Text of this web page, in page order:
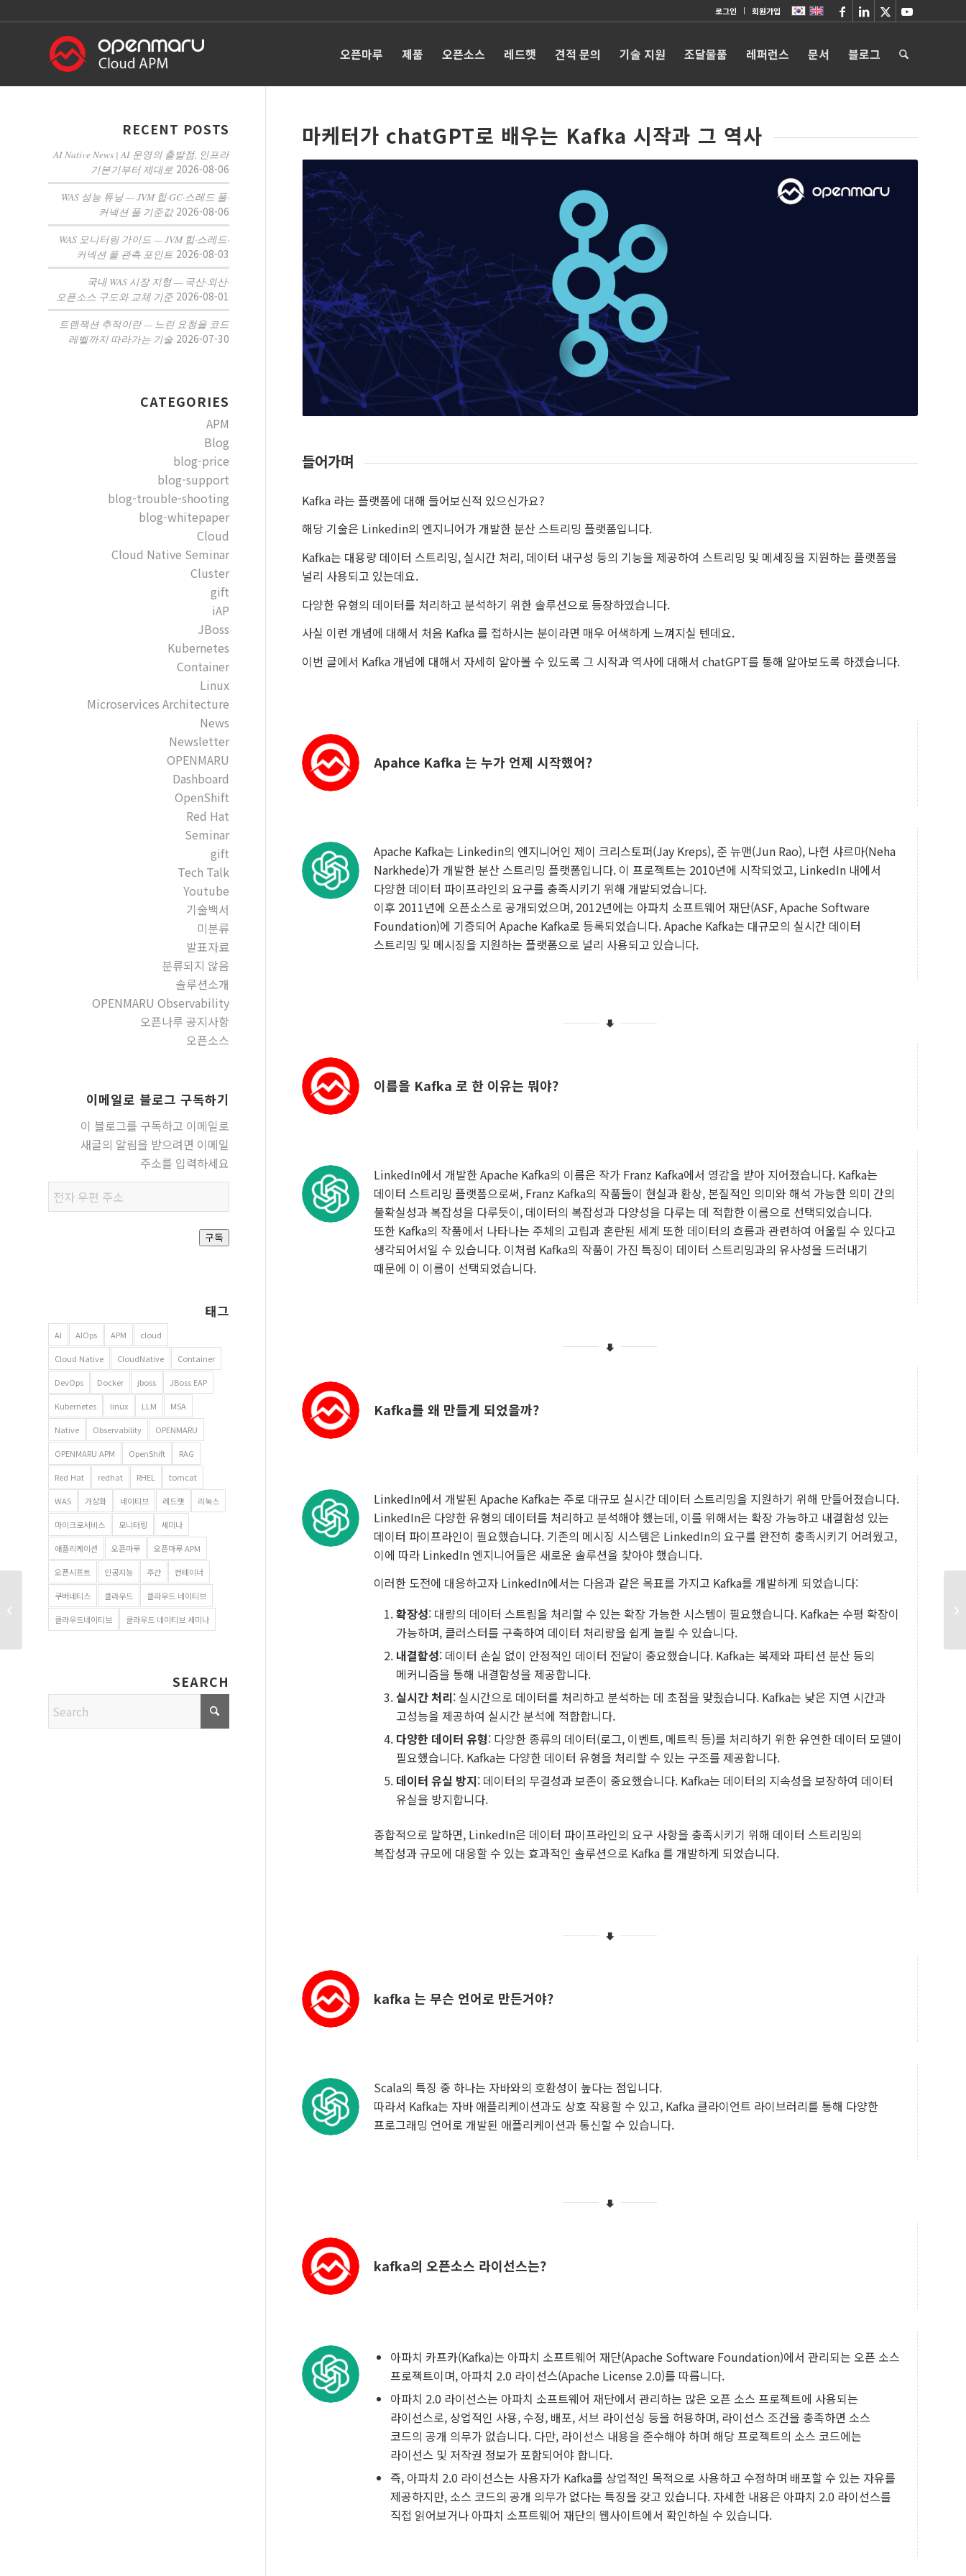
로그인 회원가입
오픈마루 제품 오픈소스 레드햇 견적 문의 기술 지원 조달물품 레퍼런스 문서 블로그
마케터가 chatGPT로 배우는 Kafka 시작과 그 역사
들어가며
Kafka 라는 플랫폼에 대해 들어보신적 있으신가요?
해당 기술은 Linkedin의 엔지니어가 개발한 분산 스트리밍 플랫폼입니다.
Kafka는 대용량 데이터 스트리밍, 실시간 처리, 데이터 내구성 등의 기능을 제공하여 스트리밍 및 메세징을 지원하는 플랫폼을
널리 사용되고 있는데요.
다양한 유형의 데이터를 처리하고 분석하기 위한 솔루션으로 등장하였습니다.
사실 이런 개념에 대해서 처음 Kafka 를 접하시는 분이라면 매우 어색하게 느껴지실 텐데요.
이번 글에서 Kafka 개념에 대해서 자세히 알아볼 수 있도록 그 시작과 역사에 대해서 chatGPT를 통해 알아보도록 하겠습니다.
Apahce Kafka 는 누가 언제 시작했어?
Apache Kafka는 Linkedin의 엔지니어인 제이 크리스토퍼(Jay Kreps), 준 뉴맨(Jun Rao), 나헌 샤르마(Neha
Narkhede)가 개발한 분산 스트리밍 플랫폼입니다. 이 프로젝트는 2010년에 시작되었고, LinkedIn 내에서
다양한 데이터 파이프라인의 요구를 충족시키기 위해 개발되었습니다.
이후 2011년에 오픈소스로 공개되었으며, 2012년에는 아파치 소프트웨어 재단(ASF, Apache Software
Foundation)에 기증되어 Apache Kafka로 등록되었습니다. Apache Kafka는 대규모의 실시간 데이터
스트리밍 및 메시징을 지원하는 플랫폼으로 널리 사용되고 있습니다.
이름을 Kafka 로 한 이유는 뭐야?
LinkedIn에서 개발한 Apache Kafka의 이름은 작가 Franz Kafka에서 영감을 받아 지어졌습니다. Kafka는
데이터 스트리밍 플랫폼으로써, Franz Kafka의 작품들이 현실과 환상, 본질적인 의미와 해석 가능한 의미 간의
불확실성과 복잡성을 다루듯이, 데이터의 복잡성과 다양성을 다루는 데 적합한 이름으로 선택되었습니다.
또한 Kafka의 작품에서 나타나는 주체의 고립과 혼란된 세계 또한 데이터의 흐름과 관련하여 어울릴 수 있다고
생각되어서일 수 있습니다. 이처럼 Kafka의 작품이 가진 특징이 데이터 스트리밍과의 유사성을 드러내기
때문에 이 이름이 선택되었습니다.
Kafka를 왜 만들게 되었을까?
LinkedIn에서 개발된 Apache Kafka는 주로 대규모 실시간 데이터 스트리밍을 지원하기 위해 만들어졌습니다.
LinkedIn은 다양한 유형의 데이터를 처리하고 분석해야 했는데, 이를 위해서는 확장 가능하고 내결함성 있는
데이터 파이프라인이 필요했습니다. 기존의 메시징 시스템은 LinkedIn의 요구를 완전히 충족시키기 어려웠고,
이에 따라 LinkedIn 엔지니어들은 새로운 솔루션을 찾아야 했습니다.
이러한 도전에 대응하고자 LinkedIn에서는 다음과 같은 목표를 가지고 Kafka를 개발하게 되었습니다:
확장성: 대량의 데이터 스트림을 처리할 수 있는 확장 가능한 시스템이 필요했습니다. Kafka는 수평 확장이
가능하며, 클러스터를 구축하여 데이터 처리량을 쉽게 늘릴 수 있습니다.
내결함성: 데이터 손실 없이 안정적인 데이터 전달이 중요했습니다. Kafka는 복제와 파티션 분산 등의
메커니즘을 통해 내결함성을 제공합니다.
실시간 처리: 실시간으로 데이터를 처리하고 분석하는 데 초점을 맞췄습니다. Kafka는 낮은 지연 시간과
고성능을 제공하여 실시간 분석에 적합합니다.
다양한 데이터 유형: 다양한 종류의 데이터(로그, 이벤트, 메트릭 등)를 처리하기 위한 유연한 데이터 모델이
필요했습니다. Kafka는 다양한 데이터 유형을 처리할 수 있는 구조를 제공합니다.
데이터 유실 방지: 데이터의 무결성과 보존이 중요했습니다. Kafka는 데이터의 지속성을 보장하여 데이터
유실을 방지합니다.
종합적으로 말하면, LinkedIn은 데이터 파이프라인의 요구 사항을 충족시키기 위해 데이터 스트리밍의
복잡성과 규모에 대응할 수 있는 효과적인 솔루션으로 Kafka 를 개발하게 되었습니다.
kafka 는 무슨 언어로 만든거야?
Scala의 특징 중 하나는 자바와의 호환성이 높다는 점입니다.
따라서 Kafka는 자바 애플리케이션과도 상호 작용할 수 있고, Kafka 클라이언트 라이브러리를 통해 다양한
프로그래밍 언어로 개발된 애플리케이션과 통신할 수 있습니다.
kafka의 오픈소스 라이선스는?
아파치 카프카(Kafka)는 아파치 소프트웨어 재단(Apache Software Foundation)에서 관리되는 오픈 소스
프로젝트이며, 아파치 2.0 라이선스(Apache License 2.0)를 따릅니다.
아파치 2.0 라이선스는 아파치 소프트웨어 재단에서 관리하는 많은 오픈 소스 프로젝트에 사용되는
라이선스로, 상업적인 사용, 수정, 배포, 서브 라이선싱 등을 허용하며, 라이선스 조건을 충족하면 소스
코드의 공개 의무가 없습니다. 다만, 라이선스 내용을 준수해야 하며 해당 프로젝트의 소스 코드에는
라이선스 및 저작권 정보가 포함되어야 합니다.
즉, 아파치 2.0 라이선스는 사용자가 Kafka를 상업적인 목적으로 사용하고 수정하며 배포할 수 있는 자유를
제공하지만, 소스 코드의 공개 의무가 없다는 특징을 갖고 있습니다. 자세한 내용은 아파치 2.0 라이선스를
직접 읽어보거나 아파치 소프트웨어 재단의 웹사이트에서 확인하실 수 있습니다.
RECENT POSTS
AI Native News | AI 운영의 출발점, 인프라
기본기부터 제대로 2026-08-06
WAS 성능 튜닝 — JVM 힙·GC·스레드 풀·
커넥션 풀 기준값 2026-08-06
WAS 모니터링 가이드 — JVM 힙·스레드·
커넥션 풀 관측 포인트 2026-08-03
국내 WAS 시장 지형 — 국산·외산·
오픈소스 구도와 교체 기준 2026-08-01
트랜잭션 추적이란 — 느린 요청을 코드
레벨까지 따라가는 기술 2026-07-30
CATEGORIES
APM
Blog
blog-price
blog-support
blog-trouble-shooting
blog-whitepaper
Cloud
Cloud Native Seminar
Cluster
gift
iAP
JBoss
Kubernetes
Container
Linux
Microservices Architecture
News
Newsletter
OPENMARU
Dashboard
OpenShift
Red Hat
Seminar
gift
Tech Talk
Youtube
기술백서
미분류
발표자료
분류되지 않음
솔루션소개
OPENMARU Observability
오픈나루 공지사항
오픈소스
이메일로 블로그 구독하기
이 블로그를 구독하고 이메일로
새글의 알림을 받으려면 이메일
주소를 입력하세요
우편
주소
구독
태그
AI AIOps APM cloud
Cloud Native CloudNative Container
DevOps Docker jboss JBoss EAP
Kubernetes linux LLM MSA
Native Observability OPENMARU
OPENMARU APM OpenShift RAG
Red Hat redhat RHEL tomcat
WAS 가상화 네이티브 레드햇 리눅스
마이크로서비스 모니터링 세미나
애플리케이션 오픈마루 오픈마루 APM
오픈시프트 인공지능 주간 컨테이너
쿠버네티스 클라우드 클라우드 네이티브
클라우드네이티브 클라우드 네이티브 세미나
SEARCH
공공 클라우드 :
[전자신문][발표자료]
레드햇과 오픈마루가...